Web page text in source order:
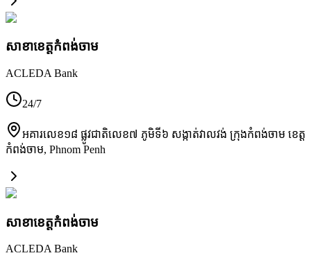
សាខា​ខេត្តកំពង់ចាម
ACLEDA Bank
24/7
អគារលេខ១៨ ផ្លូវជាតិលេខ៧ ភូមិទី៦ សង្កាត់វាលវង់ ក្រុងកំពង់ចាម ខេត្ត
កំពង់ចាម, Phnom Penh
សាខា​ខេត្តកំពង់ចាម
ACLEDA Bank